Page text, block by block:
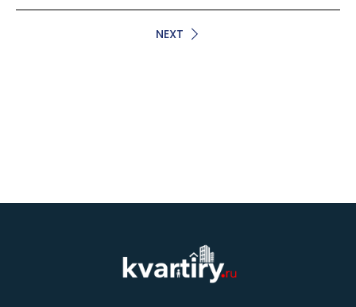
NEXT